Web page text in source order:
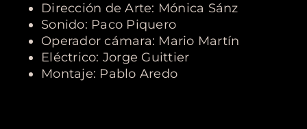
Dirección de Arte: Mónica Sánz
Sonido: Paco Piquero
Operador cámara: Mario Martín
Eléctrico: Jorge Guittier
Montaje: Pablo Aredo